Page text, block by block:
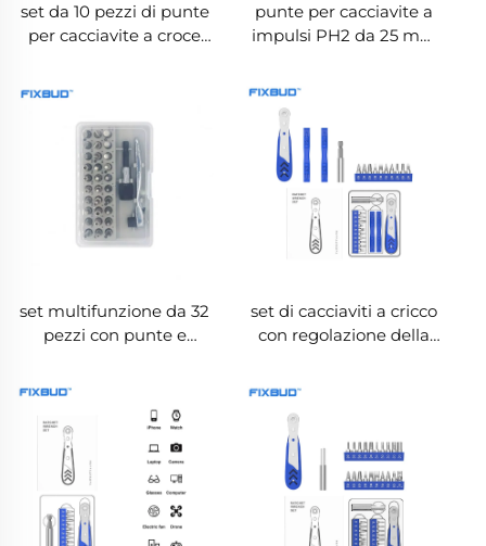
set da 10 pezzi di punte
per cacciavite a croce
punte per cacciavite a
impulsi PH2 da 25 mm
da 1/4'' per avvitatori a
impulsi e utensili
elettrici
set multifunzione da 32
pezzi con punte e
set di cacciaviti a cricco
con regolazione della